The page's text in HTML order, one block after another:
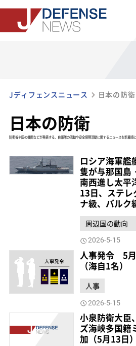
Jディフェンスニュース 日本の防衛
日本の防衛
防衛省や国の機関などが発表する、自衛隊の活動や安全保障活動に関するニュースを新着順に
ロシア海軍艦
隻が与那国島
南西進し太平
13日、ステ
ナ級、バルク
周辺国の動向
2026-5-15
人事発令 5
（海自1名）
人事
2026-5-15
小泉防衛大臣
ズ海峡多国籍
加（5月13日）